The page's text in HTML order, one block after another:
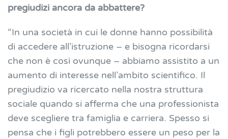
pregiudizi ancora da abbattere?
“In una società in cui le donne hanno possibilità
di accedere all’istruzione – e bisogna ricordarsi
che non è così ovunque – abbiamo assistito a un
aumento di interesse nell’ambito scientifico. Il
pregiudizio va ricercato nella nostra struttura
sociale quando si afferma che una professionista
deve scegliere tra famiglia e carriera. Spesso si
pensa che i figli potrebbero essere un peso per la